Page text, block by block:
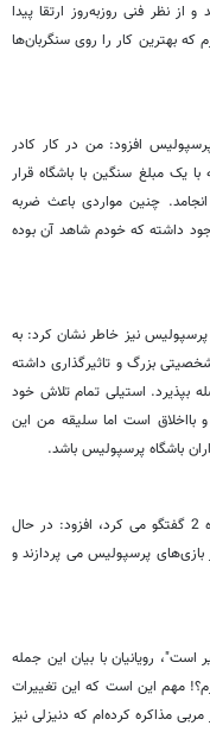
از نظر فنی روزبه‌روز ارتقا پیدا
که بهترین کار را روی سنگربان‌ها
افزود: من در کار کادر
یک مبلغ سنگین با باشگاه قرار
سه ماه به طول انجامد. چنین مواردی باعث ضربه
داشته که خودم شاهد آن بوده
نیز خاطر نشان کرد: به
بزرگ و تاثیرگذاری داشته
بپذیرد. استیلی تمام تلاش خود
بااخلاق است اما سلیقه من این
باشگاه پرسپولیس باشد.
مدیرعامل باشگاه پرسپولیس که با برنامه ورزش از نگاه 2 گفتگو می کرد، افزود: در حال
بازی‌های پرسپولیس می پردازند و
است"، رویانیان با بیان این جمله
مهم این است که این تغییرات
مذاکره کرده‌ام که دنیزلی نیز